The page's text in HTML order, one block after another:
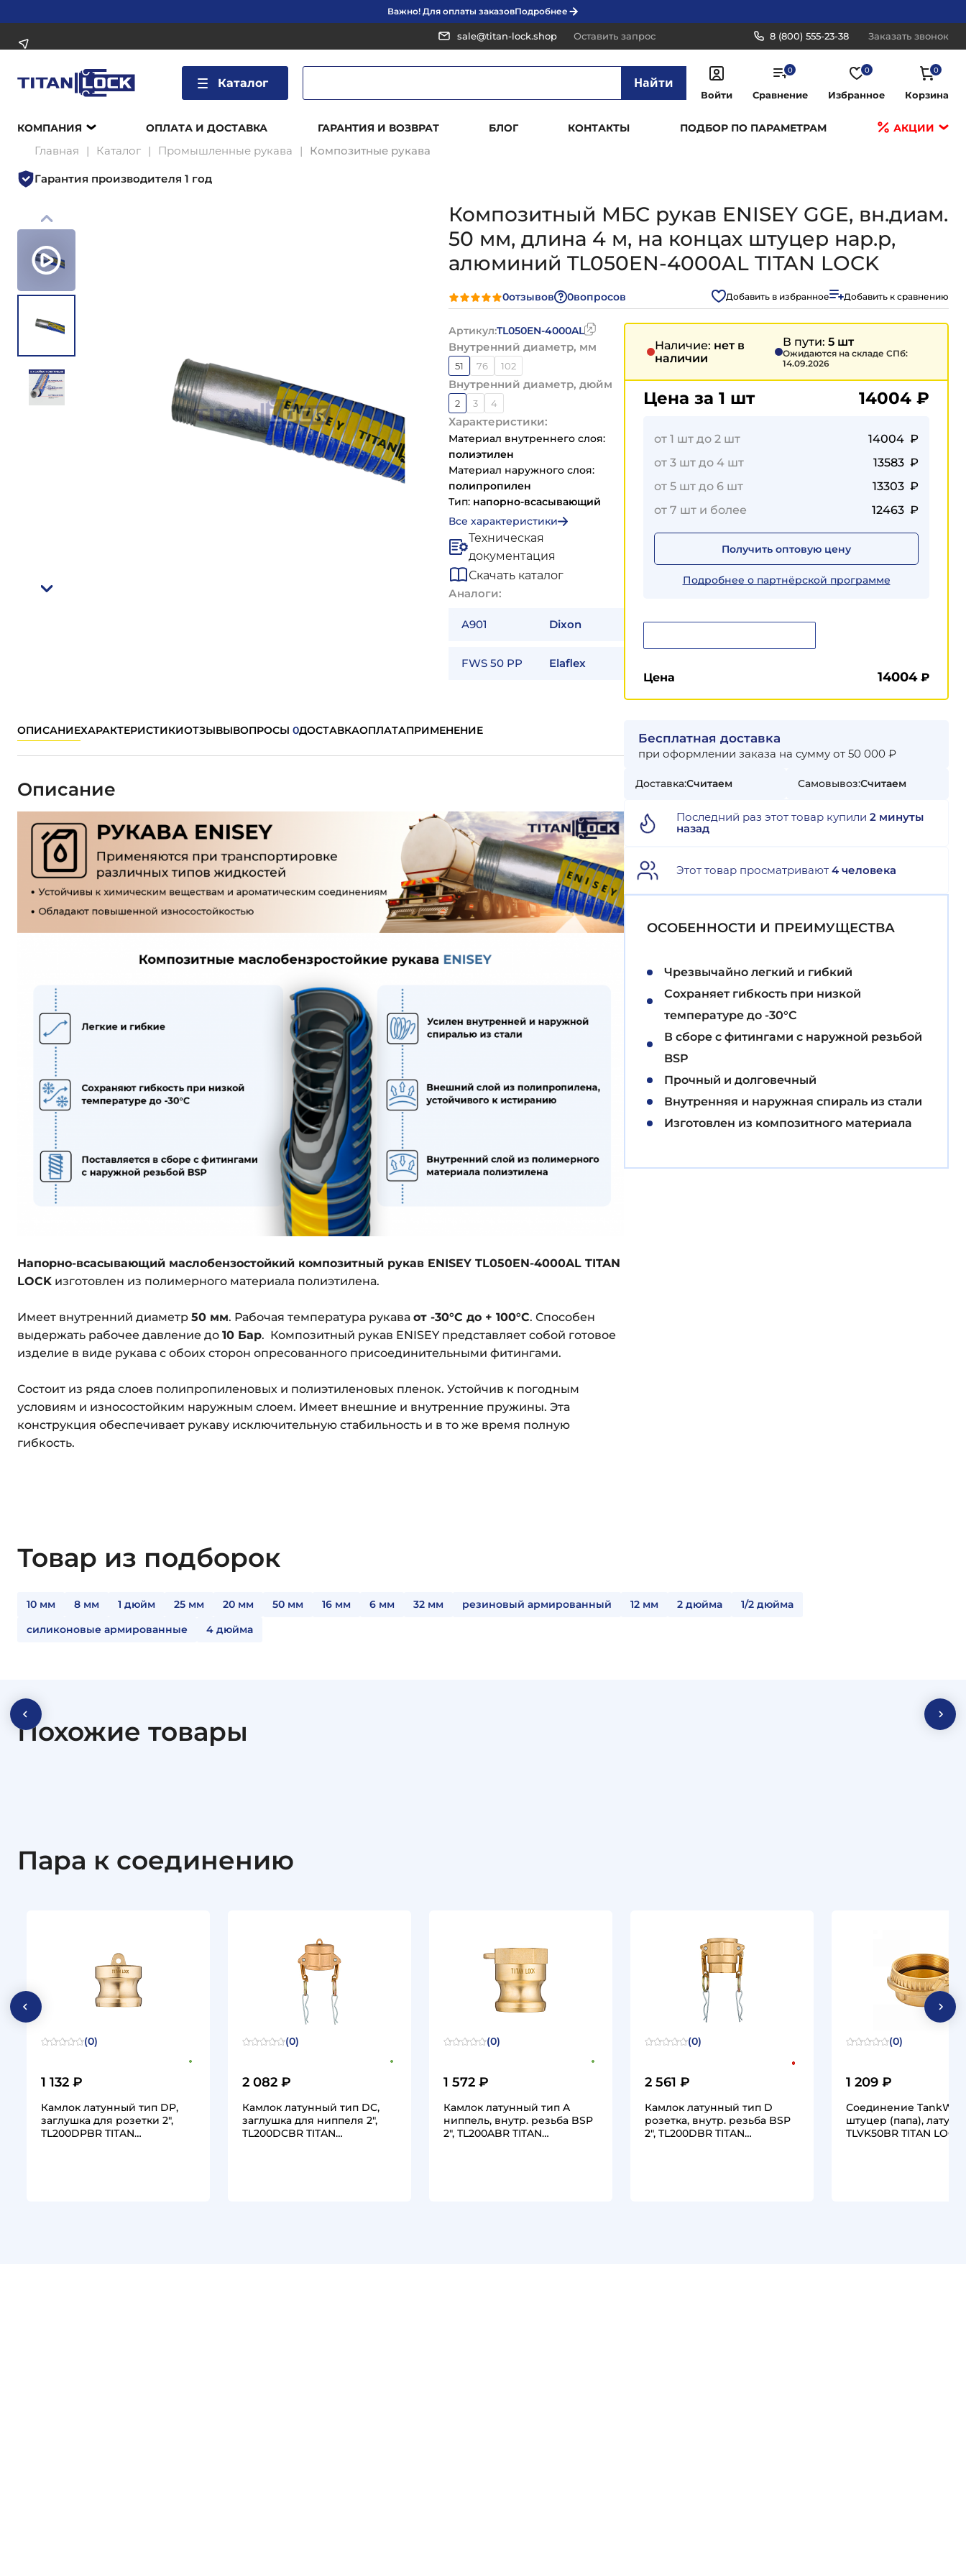
Важно! Для оплаты заказовПодробнее
sale@titan-lock.shop Оставить запрос 8 (800) 555-23-38 Заказать звонок
Каталог Найти
Войти
0
Сравнение
0
Избранное
0
Корзина
КОМПАНИЯ ОПЛАТА И ДОСТАВКА ГАРАНТИЯ И ВОЗВРАТ БЛОГ КОНТАКТЫ ПОДБОР ПО ПАРАМЕТРАМ АКЦИИ
Главная Каталог Промышленные рукава Композитные рукава
Гарантия производителя 1 год
Композитный МБС рукав ENISEY GGE, вн.диам.
50 мм, длина 4 м, на концах штуцер нар.р,
алюминий TL050EN-4000AL TITAN LOCK
0отзывов 0вопросов Добавить в избранное Добавить к сравнению
Артикул:TL050EN-4000AL
Внутренний диаметр, мм
51 76 102
Внутренний диаметр, дюйм
2 3 4
Характеристики:
Материал внутреннего слоя:
полиэтилен
Материал наружного слоя:
полипропилен
Тип: напорно-всасывающий
Все характеристики
Техническая
документация
Скачать каталог
Аналоги:
A901 Dixon
FWS 50 PP Elaflex
Наличие: нет в
наличии
В пути: 5 шт
Ожидаются на складе СПб:
14.09.2026
Цена за 1 шт 14004 ₽
от 1 шт до 2 шт
14004 ₽
от 3 шт до 4 шт
13583 ₽
от 5 шт до 6 шт
13303 ₽
от 7 шт и более
12463 ₽
Получить оптовую цену
Подробнее о партнёрской программе
Цена 14004₽
ОПИСАНИЕХАРАКТЕРИСТИКИОТЗЫВЫВОПРОСЫ 0ДОСТАВКАОПЛАТАПРИМЕНЕНИЕ
Описание
Напорно-всасывающий маслобензостойкий композитный рукав ENISEY TL050EN-4000AL TITAN
LOCK изготовлен из полимерного материала полиэтилена.
Имеет внутренний диаметр 50 мм. Рабочая температура рукава от -30°С до + 100°С. Способен
выдержать рабочее давление до 10 Бар. Композитный рукав ENISEY представляет собой готовое
изделие в виде рукава с обоих сторон опресованного присоединительными фитингами.
Состоит из ряда слоев полипропиленовых и полиэтиленовых пленок. Устойчив к погодным
условиям и износостойким наружным слоем. Имеет внешние и внутренние пружины. Эта
конструкция обеспечивает рукаву исключительную стабильность и в то же время полную
гибкость.
Бесплатная доставка
при оформлении заказа на сумму от 50 000 ₽
Доставка:Считаем Самовывоз:Считаем
Последний раз этот товар купили 2 минуты
назад
Этот товар просматривают 4 человека
ОСОБЕННОСТИ И ПРЕИМУЩЕСТВА
Чрезвычайно легкий и гибкий
Сохраняет гибкость при низкой
температуре до -30°С
В сборе с фитингами с наружной резьбой
BSP
Прочный и долговечный
Внутренняя и наружная спираль из стали
Изготовлен из композитного материала
Товар из подборок
10 мм 8 мм 1 дюйм 25 мм 20 мм 50 мм 16 мм 6 мм 32 мм резиновый армированный 12 мм 2 дюйма
1/2 дюйма
силиконовые армированные
4 дюйма
Похожие товары
Пара к соединению
(0)
1 132 ₽
Камлок латунный тип DР,
заглушка для розетки 2",
TL200DPBR TITAN…
(0)
2 082 ₽
Камлок латунный тип DC,
заглушка для ниппеля 2",
TL200DCBR TITAN…
(0)
1 572 ₽
Камлок латунный тип A
ниппель, внутр. резьба BSP
2", TL200ABR TITAN…
(0)
2 561 ₽
Камлок латунный тип D
розетка, внутр. резьба BSP
2", TL200DBR TITAN…
(0)
1 209 ₽
Соединение
штуцер (папа), латунь,
TLVK50BR TITAN LOCK